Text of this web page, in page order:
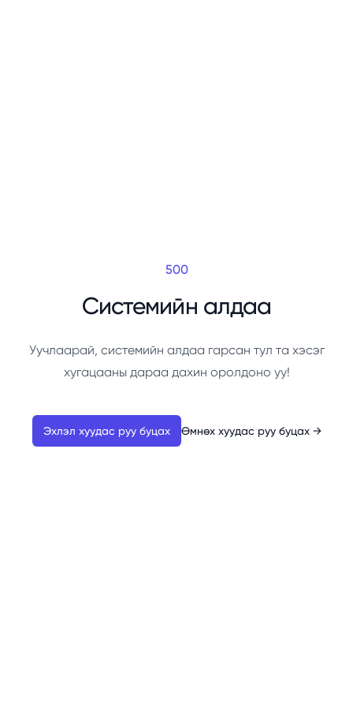
500
Системийн алдаа
Уучлаарай, системийн алдаа гарсан тул та хэсэг
хугацааны дараа дахин оролдоно уу!
Эхлэл хуудас руу буцах Өмнөх хуудас руу буцах →